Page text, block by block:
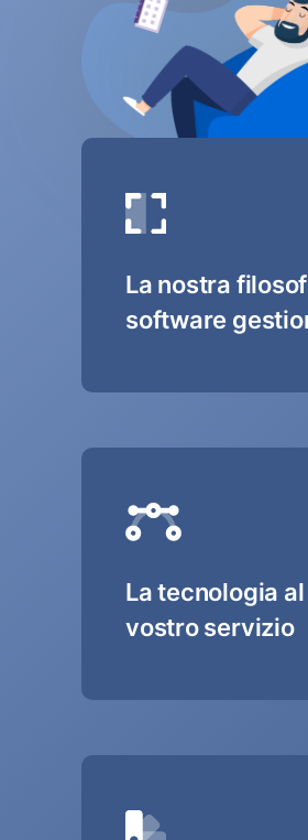
La nostra
software
La tecnologia al
vostro servizio